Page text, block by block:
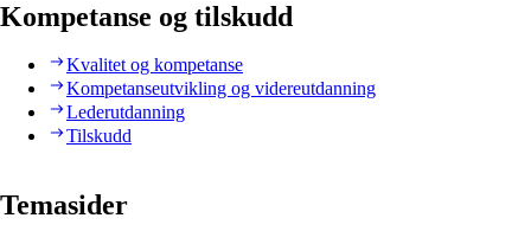
Kompetanse og tilskudd
Kvalitet og kompetanse
Kompetanseutvikling og videreutdanning
Lederutdanning
Tilskudd
Temasider